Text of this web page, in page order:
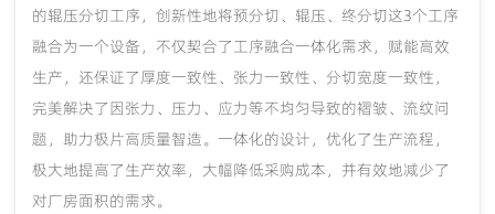
的辊压分切工序，创新性地将预分切、辊压、终分切这3个工序
融合为一个设备，不仅契合了工序融合一体化需求，赋能高效
生产，还保证了厚度一致性、张力一致性、分切宽度一致性，
完美解决了因张力、压力、应力等不均匀导致的褶皱、流纹问
题，助力极片高质量智造。一体化的设计，优化了生产流程，
极大地提高了生产效率，大幅降低采购成本，并有效地减少了
对厂房面积的需求。